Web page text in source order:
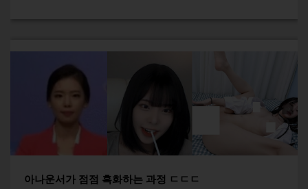
아나운서가 점점 흑화하는 과정 ㄷㄷㄷ